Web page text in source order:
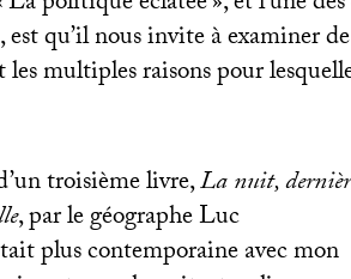
est qu’il nous invite à examiner
les multiples raisons pour
troisième livre,La nuit,
, par le géographe Luc
plus contemporaine avec mon